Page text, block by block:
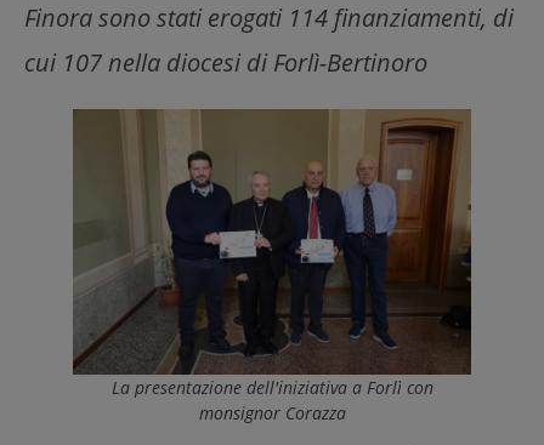
Finora sono stati erogati 114 finanziamenti, di
cui 107 nella diocesi di Forlì-Bertinoro
La presentazione dell'iniziativa a Forlì con
monsignor Corazza